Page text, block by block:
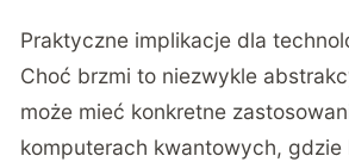
Praktyczne implikacje dla
Choć brzmi to niezwykle
może mieć konkretne
komputerach kwantowych, gdzie